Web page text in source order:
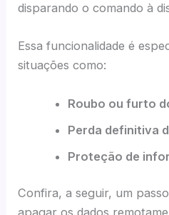
disparando o comando à
Essa funcionalidade é
situações como:
Roubo ou furto
Perda definitiva
Proteção de
Confira, a seguir, um